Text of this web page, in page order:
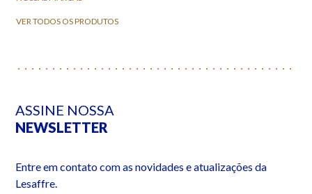
VER TODOS OS PRODUTOS
ASSINE NOSSA
NEWSLETTER
Entre em contato com as novidades e atualizações da
Lesaffre.